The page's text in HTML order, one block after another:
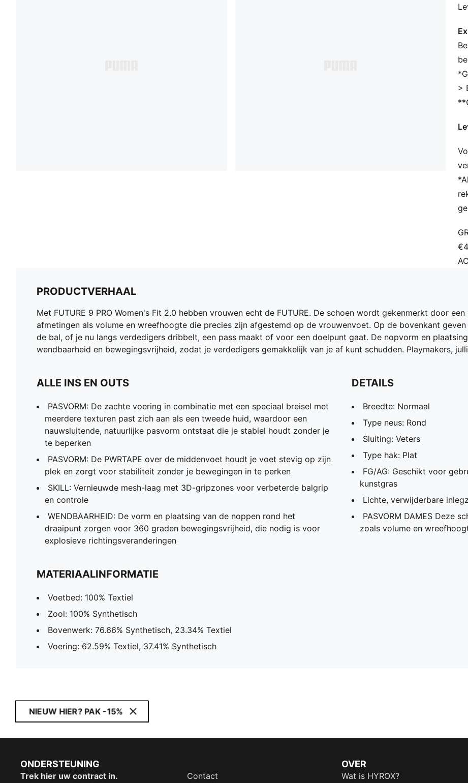
>
PRODUCTVERHAAL
Met FUTURE 9 PRO Women's Fit 2.0 hebben vrouwen echt de FUTURE. De schoen wordt gekenmerkt door
afmetingen als volume en wreefhoogte die precies zijn afgestemd op de vrouwenvoet. Op de bovenkant
de bal, of je nu langs verdedigers dribbelt, een pass maakt of voor een doelpunt gaat. De nopvorm en
wendbaarheid en bewegingsvrijheid, zodat je verdedigers gemakkelijk van je af kunt schudden. Playmakers,
ALLE INS EN OUTS
PASVORM: De zachte voering in combinatie met een speciaal breisel met
meerdere texturen past zich aan als een tweede huid, waardoor een
nauwsluitende, natuurlijke pasvorm ontstaat die je stabiel houdt zonder je
te beperken
PASVORM: De PWRTAPE over de middenvoet houdt je voet stevig op zijn
plek en zorgt voor stabiliteit zonder je bewegingen in te perken
SKILL: Vernieuwde mesh-laag met 3D-gripzones voor verbeterde balgrip
en controle
WENDBAARHEID: De vorm en plaatsing van de noppen rond het
draaipunt zorgen voor 360 graden bewegingsvrijheid, die nodig is voor
explosieve richtingsveranderingen
DETAILS
Breedte: Normaal
Type neus: Rond
Sluiting: Veters
Type hak: Plat
FG/AG: Geschikt voor
kunstgras
Lichte, verwijderbare
PASVORM DAMES Deze
zoals volume en
MATERIAALINFORMATIE
Voetbed: 100% Textiel
Zool: 100% Synthetisch
Bovenwerk: 76.66% Synthetisch, 23.34% Textiel
Voering: 62.59% Textiel, 37.41% Synthetisch
NIEUW HIER? PAK -15%
ONDERSTEUNING
Trek hier uw contract in. Contact
OVER
Wat is HYROX?